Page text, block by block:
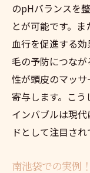
のpHバランスを
とが可能です。
血行を促進する
毛の予防につな
性が頭皮のマッ
寄与します。こ
インバブルは現
ドとして注目され
南池袋での実例